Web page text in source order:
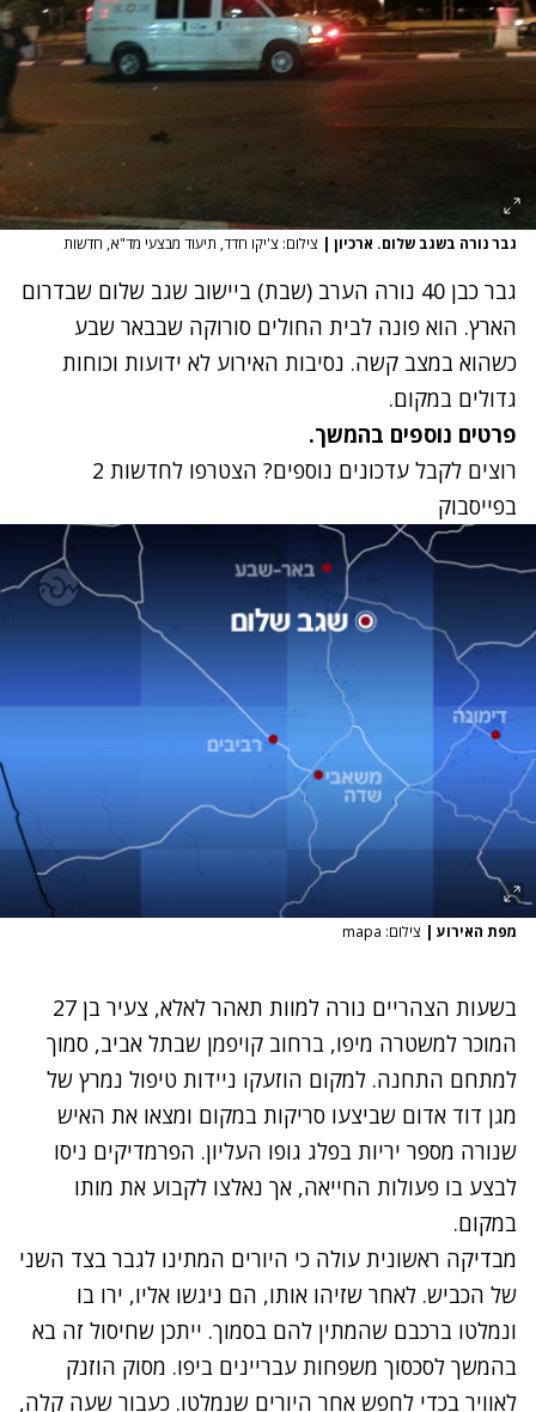
גבר נורה בשגב שלום. ארכיון | צילום: צ'יקו חדד, תיעוד מבצעי מד"א, חדשות
גבר כבן 40 נורה הערב (שבת) ביישוב שגב שלום שבדרום
הארץ. הוא פונה לבית החולים סורוקה שבבאר שבע
כשהוא במצב קשה. נסיבות האירוע לא ידועות וכוחות
גדולים במקום.
פרטים נוספים בהמשך.
רוצים לקבל עדכונים נוספים? הצטרפו לחדשות 2
בפייסבוק
מפת האירוע | צילום: mapa
בשעות הצהריים נורה למוות תאהר לאלא, צעיר בן 27
המוכר למשטרה מיפו, ברחוב קויפמן שבתל אביב, סמוך
למתחם התחנה. למקום הוזעקו ניידות טיפול נמרץ של
מגן דוד אדום שביצעו סריקות במקום ומצאו את האיש
שנורה מספר יריות בפלג גופו העליון. הפרמדיקים ניסו
לבצע בו פעולות החייאה, אך נאלצו לקבוע את מותו
במקום.
מבדיקה ראשונית עולה כי היורים המתינו לגבר בצד השני
של הכביש. לאחר שזיהו אותו, הם ניגשו אליו, ירו בו
ונמלטו ברכבם שהמתין להם בסמוך. ייתכן שחיסול זה בא
בהמשך לסכסוך משפחות עבריינים ביפו. מסוק הוזנק
לאוויר בכדי לחפש אחר היורים שנמלטו. כעבור שעה קלה,